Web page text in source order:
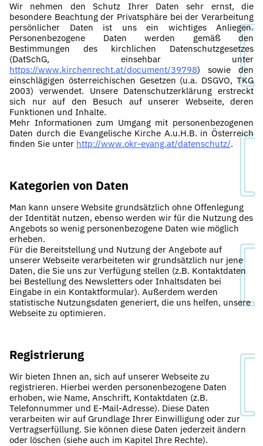
Wir nehmen den Schutz Ihrer Daten sehr ernst, die
besondere Beachtung der Privatsphäre bei der Verarbeitung
persönlicher Daten ist uns ein wichtiges Anliegen.
Personenbezogene Daten werden gemäß den
Bestimmungen des kirchlichen Datenschutzgesetzes
(DatSchG, einsehbar unter
https://www.kirchenrecht.at/document/39798) sowie den
einschlägigen österreichischen Gesetzen (u.a. DSGVO, TKG
2003) verwendet. Unsere Datenschutzerklärung erstreckt
sich nur auf den Besuch auf unserer Webseite, deren
Funktionen und Inhalte.
Mehr Informationen zum Umgang mit personenbezogenen
Daten durch die Evangelische Kirche A.u.H.B. in Österreich
finden Sie unter http://www.okr-evang.at/datenschutz/.
Kategorien von Daten
Man kann unsere Website grundsätzlich ohne Offenlegung
der Identität nutzen, ebenso werden wir für die Nutzung des
Angebots so wenig personenbezogene Daten wie möglich
erheben.
Für die Bereitstellung und Nutzung der Angebote auf
unserer Webseite verarbeiteten wir grundsätzlich nur jene
Daten, die Sie uns zur Verfügung stellen (z.B. Kontaktdaten
bei Bestellung des Newsletters oder Inhaltsdaten bei
Eingabe in ein Kontaktformular). Außerdem werden
statistische Nutzungsdaten generiert, die uns helfen, unsere
Webseite zu optimieren.
Registrierung
Wir bieten Ihnen an, sich auf unserer Webseite zu
registrieren. Hierbei werden personenbezogene Daten
erhoben, wie Name, Anschrift, Kontaktdaten (z.B.
Telefonnummer und E-Mail-Adresse). Diese Daten
verarbeiten wir auf Grundlage Ihrer Einwilligung oder zur
Vertragserfüllung. Sie können diese Daten jederzeit ändern
oder löschen (siehe auch im Kapitel Ihre Rechte).